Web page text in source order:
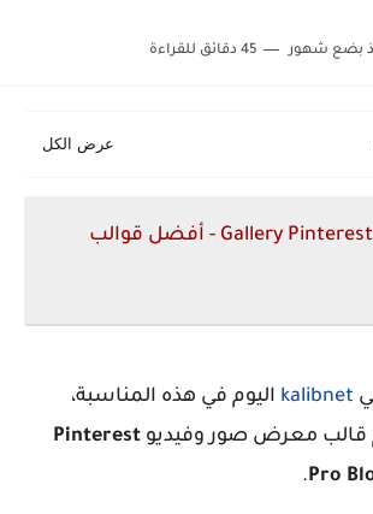
Meota قالب بلوجر يؤمن قفزة إنتاجية نوعية
Glossify قالب بلوجر انسيابي متجاوب منظم حديث
بضع شهور 45 دقائق للقراءة
قالب بلوجر Gallery Pinterest - أفضل قوالب
kalibnet اليوم في هذه المناسبة،
معرض صور وفيديو Pinterest
Pro
.